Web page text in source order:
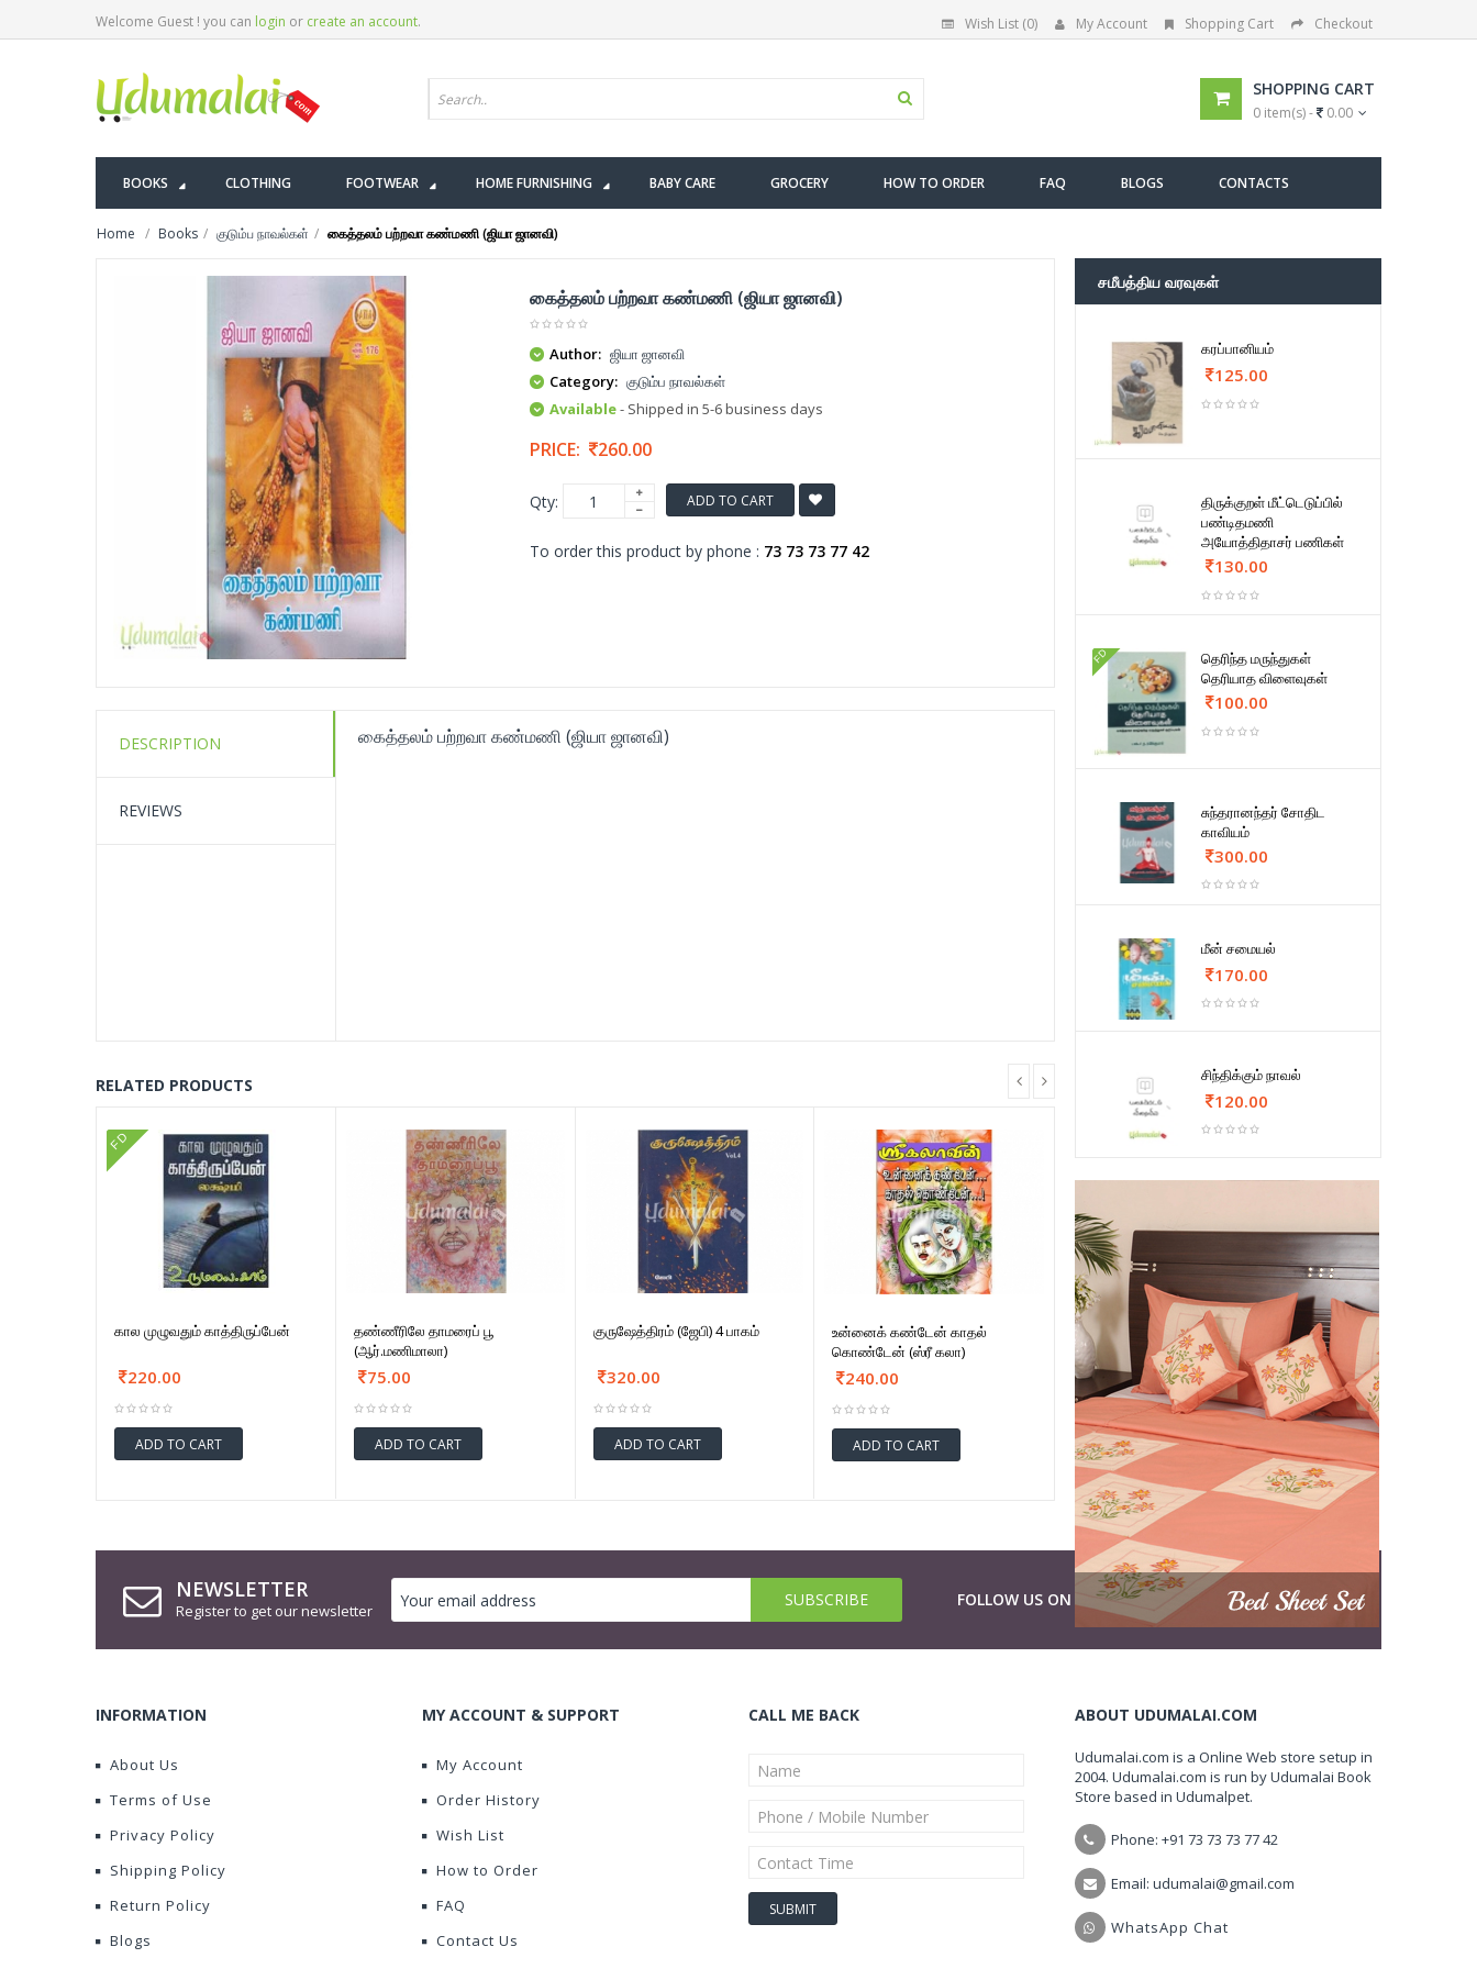
Welcome Guest ! you can login or create an account. Wish List (0) My Account Shopping Cart Checkout
SHOPPING CART
0 item(s) - 0.00
BOOKS CLOTHING FOOTWEAR HOME FURNISHING BABY CARE GROCERY HOW TO ORDER FAQ BLOGS CONTACTS
Home Books குடும்ப நாவல்கள் கைத்தலம் பற்றவா கண்மணி (ஜியா ஜானவி)
கைத்தலம் பற்றவா கண்மணி (ஜியா ஜானவி)
Author: ஜியா ஜானவி
Category: குடும்ப நாவல்கள்
Available- Shipped in 5-6 business days
PRICE: 260.00
Qty: ADD TO CART
To order this product by phone : 73 73 73 77 42
DESCRIPTION
REVIEWS
கைத்தலம் பற்றவா கண்மணி (ஜியா ஜானவி)
RELATED PRODUCTS
FD
கால முழுவதும் காத்திருப்பேன்
220.00
ADD TO CART
தண்ணீரிலே தாமரைப் பூ
(ஆர்.மணிமாலா)
75.00
ADD TO CART
குருஷேத்திரம் (ஜேபி) 4 பாகம்
320.00
ADD TO CART
உன்னைக் கண்டேன் காதல்
கொண்டேன் (ஸ்ரீ கலா)
240.00
ADD TO CART
சமீபத்திய வரவுகள்
கரப்பானியம்
125.00
திருக்குறள் மீட்டெடுப்பில்
பண்டிதமணி
அயோத்திதாசர் பணிகள்
130.00
FD
தெரிந்த மருந்துகள்
தெரியாத விளைவுகள்
100.00
சுந்தரானந்தர் சோதிட
காவியம்
300.00
மீன் சமையல்
170.00
சிந்திக்கும் நாவல்
120.00
NEWSLETTER
Register to get our newsletter
FOLLOW US ON
INFORMATION
About Us
Terms of Use
Privacy Policy
Shipping Policy
Return Policy
Blogs
MY ACCOUNT & SUPPORT
My Account
Order History
Wish List
How to Order
FAQ
Contact Us
CALL ME BACK ABOUT UDUMALAI.COM
Udumalai.com is a Online Web store setup in
2004. Udumalai.com is run by Udumalai Book
Store based in Udumalpet.
Phone: +91 73 73 73 77 42
Email: udumalai@gmail.com
WhatsApp Chat